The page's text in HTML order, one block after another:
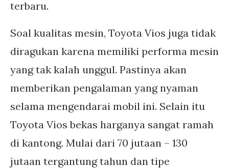
terbaru.
Soal kualitas mesin, Toyota Vios juga tidak
diragukan karena memiliki performa mesin
yang tak kalah unggul. Pastinya akan
memberikan pengalaman yang nyaman
selama mengendarai mobil ini. Selain itu
Toyota Vios bekas harganya sangat ramah
di kantong. Mulai dari 70 jutaan – 130
jutaan tergantung tahun dan tipe